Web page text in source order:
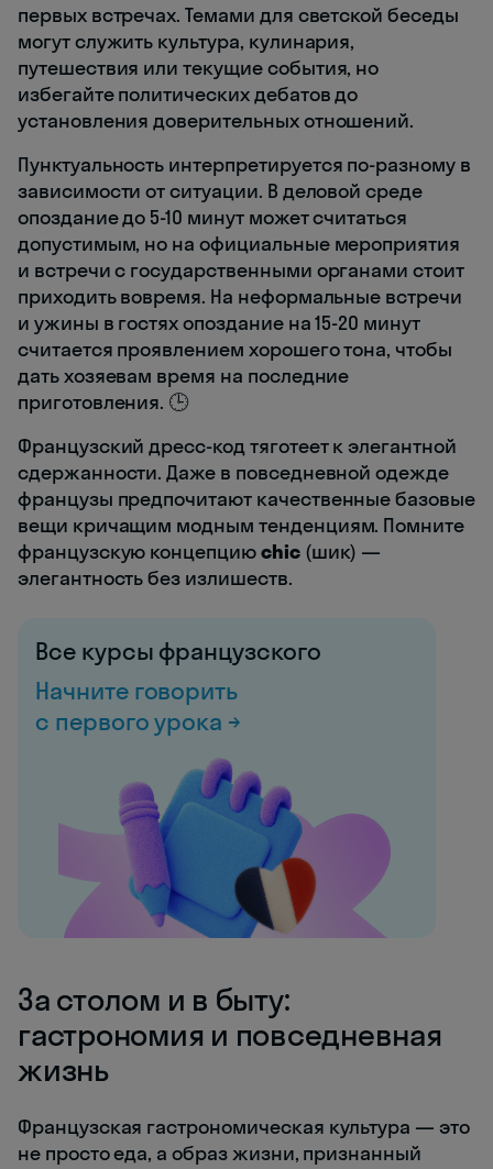
первых встречах. Темами для светской беседы
могут служить культура, кулинария,
путешествия или текущие события, но
избегайте политических дебатов до
установления доверительных отношений.
Пунктуальность интерпретируется по-разному в
зависимости от ситуации. В деловой среде
опоздание до 5-10 минут может считаться
допустимым, но на официальные мероприятия
и встречи с государственными органами стоит
приходить вовремя. На неформальные встречи
и ужины в гостях опоздание на 15-20 минут
считается проявлением хорошего тона, чтобы
дать хозяевам время на последние
приготовления. 🕒
Французский дресс-код тяготеет к элегантной
сдержанности. Даже в повседневной одежде
французы предпочитают качественные базовые
вещи кричащим модным тенденциям. Помните
французскую концепциюchic(шик) —
элегантность без излишеств.
Все курсы французского
Начните говорить
с первого урока →
За столом и в быту:
гастрономия и повседневная
жизнь
Французская гастрономическая культура — это
не просто еда, а образ жизни, признанный